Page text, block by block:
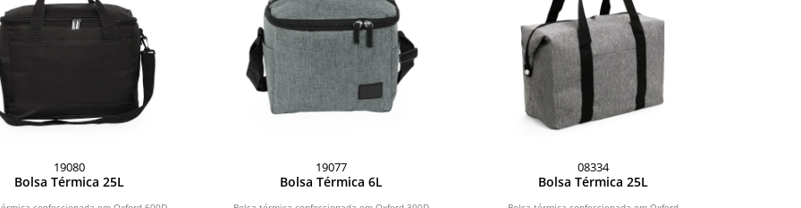
19080
Bolsa Térmica 25L
19077
Bolsa Térmica 6L
08334
Bolsa Térmica 25L